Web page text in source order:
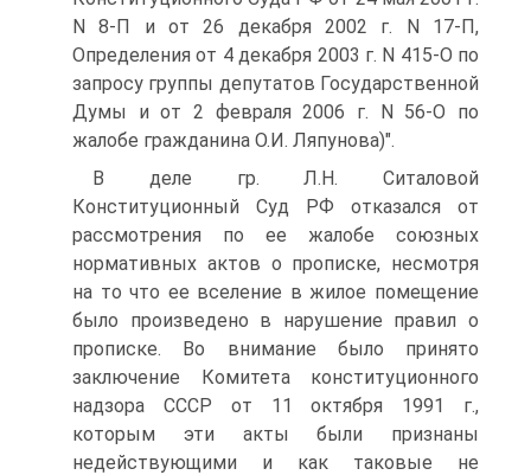
N 8-П и от 26 декабря 2002 г. N 17-П,
Определения от 4 декабря 2003 г. N 415-О по
запросу группы депутатов Государственной
Думы и от 2 февраля 2006 г. N 56-О по
жалобе гражданина О.И. Ляпунова)".
В деле гр. Л.Н. Ситаловой
Конституционный Суд РФ отказался от
рассмотрения по ее жалобе союзных
нормативных актов о прописке, несмотря
на то что ее вселение в жилое помещение
было произведено в нарушение правил о
прописке. Во внимание было принято
заключение Комитета конституционного
надзора СССР от 11 октября 1991 г.,
которым эти акты были признаны
недействующими и как таковые не